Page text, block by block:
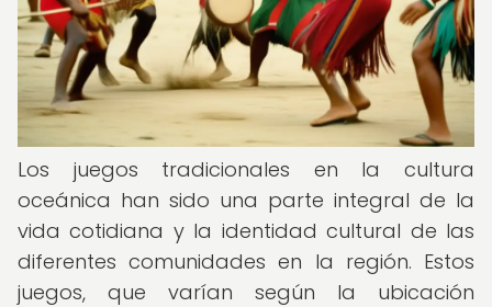
Los juegos tradicionales en la cultura
oceánica han sido una parte integral de la
vida cotidiana y la identidad cultural de las
diferentes comunidades en la región. Estos
juegos, que varían según la ubicación